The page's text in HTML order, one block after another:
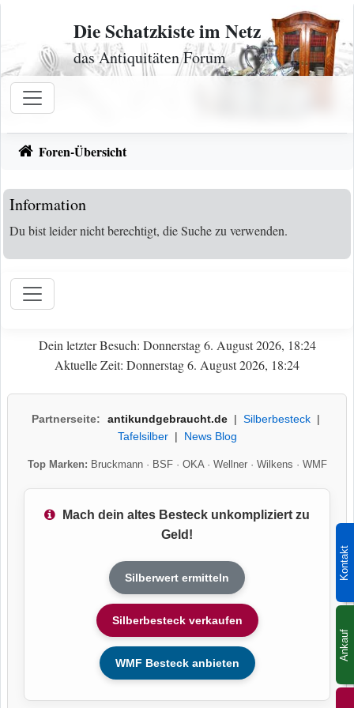
Kontakt
Ankauf
Zum Inhalt
Die Schatzkiste im Netz
das Antiquitäten Forum
Foren-Übersicht
Information
Du bist leider nicht berechtigt, die Suche zu verwenden.
Dein letzter Besuch: Donnerstag 6. August 2026, 18:24
Aktuelle Zeit: Donnerstag 6. August 2026, 18:24
Partnerseite: antikundgebraucht.de| Silberbesteck|
Tafelsilber| News Blog
Top Marken: Bruckmann· BSF· OKA· Wellner· Wilkens · WMF
Mach dein altes Besteck unkompliziert zu
Geld!
Silberwert ermitteln
Silberbesteck verkaufen
WMF Besteck anbieten